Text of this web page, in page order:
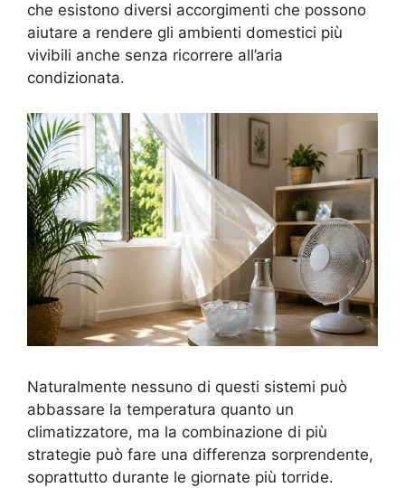
che esistono diversi accorgimenti che possono
aiutare a rendere gli ambienti domestici più
vivibili anche senza ricorrere all’aria
condizionata.
Naturalmente nessuno di questi sistemi può
abbassare la temperatura quanto un
climatizzatore, ma la combinazione di più
strategie può fare una differenza sorprendente,
soprattutto durante le giornate più torride.